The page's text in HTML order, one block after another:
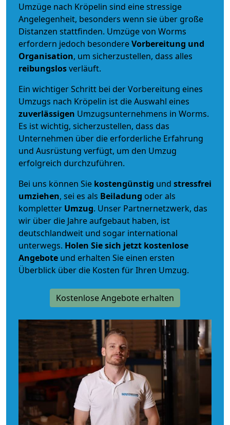
Umzüge nach Kröpelin sind eine stressige
Angelegenheit, besonders wenn sie über große
Distanzen stattfinden. Umzüge von Worms
erfordern jedoch besondereVorbereitung und
Organisation, um sicherzustellen, dass alles
reibungslosverläuft.
Ein wichtiger Schritt bei der Vorbereitung eines
Umzugs nach Kröpelin ist die Auswahl eines
zuverlässigen Umzugsunternehmens in Worms.
Es ist wichtig, sicherzustellen, dass das
Unternehmen über die erforderliche Erfahrung
und Ausrüstung verfügt, um den Umzug
erfolgreich durchzuführen.
Bei uns können Sie kostengünstig und stressfrei
umziehen, sei es als Beiladung oder als
kompletter Umzug. Unser Partnernetzwerk, das
wir über die Jahre aufgebaut haben, ist
deutschlandweit und sogar international
unterwegs. Holen Sie sich jetzt kostenlose
Angebote und erhalten Sie einen ersten
Überblick über die Kosten für Ihren Umzug.
Kostenlose Angebote erhalten